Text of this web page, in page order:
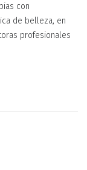
con
de belleza, en
profesionales